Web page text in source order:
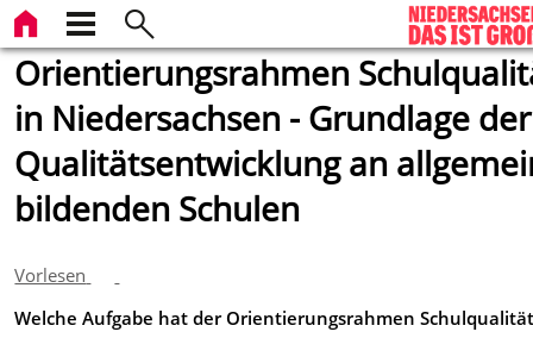
Orientierungsrahmen
in Niedersachsen - Grundlage der
Qualitätsentwicklung an
bildenden Schulen
Vorlesen
Welche Aufgabe hat der Orientierungsrahmen